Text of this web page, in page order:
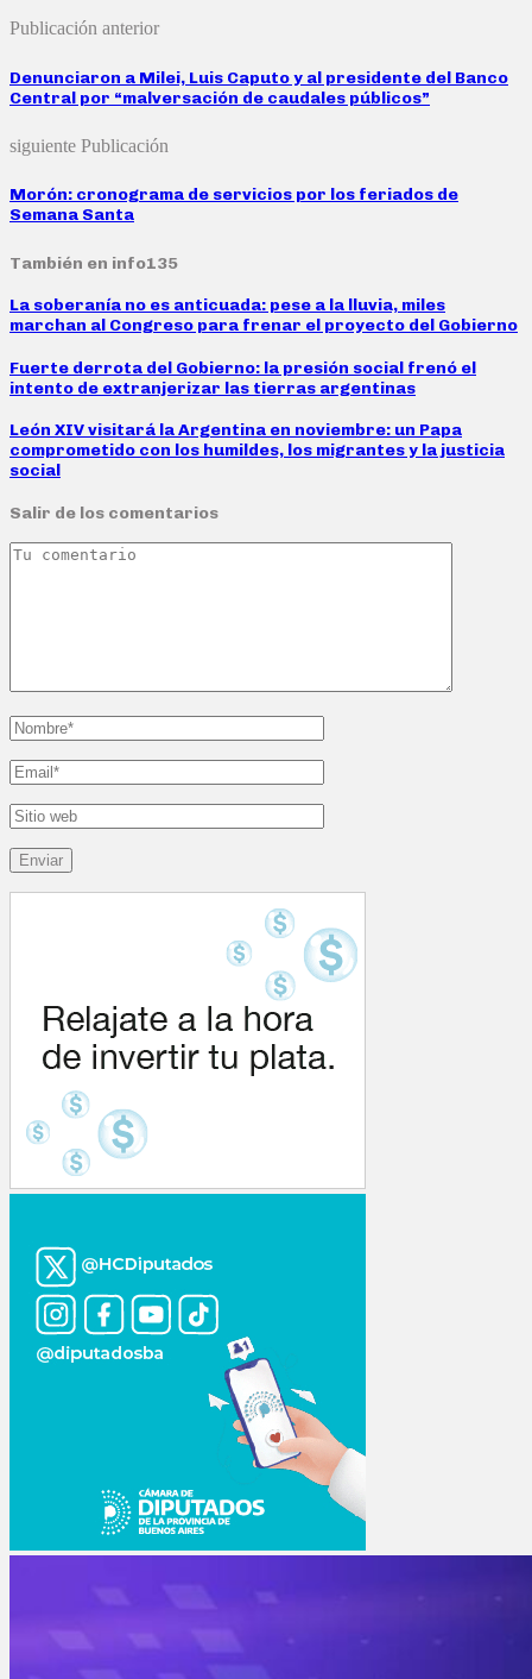
Publicación anterior
Denunciaron a Milei, Luis Caputo y al presidente del Banco
Central por “malversación de caudales públicos”
siguiente Publicación
Morón: cronograma de servicios por los feriados de
Semana Santa
También en info135
La soberanía no es anticuada: pese a la lluvia, miles
marchan al Congreso para frenar el proyecto del Gobierno
Fuerte derrota del Gobierno: la presión social frenó el
intento de extranjerizar las tierras argentinas
León XIV visitará la Argentina en noviembre: un Papa
comprometido con los humildes, los migrantes y la justicia
social
Salir de los comentarios